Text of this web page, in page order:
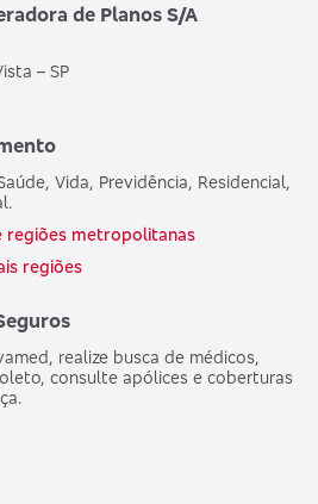
de Planos S/A
– SP
Vida, Previdência, Residencial,
regiões metropolitanas
regiões
realize busca de médicos,
consulte apólices e coberturas